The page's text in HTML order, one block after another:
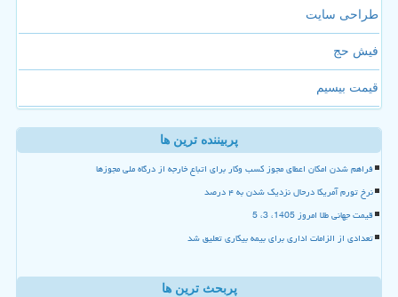
طراحی سایت
فیش حج
قیمت بیسیم
پربیننده ترین ها
فراهم شدن امکان اعطای مجوز کسب وکار برای اتباع خارجه از درگاه ملی مجوزها
نرخ تورم آمریکا درحال نزدیک شدن به ۴ درصد
قیمت جهانی طلا امروز 1405، 3، 5
تعدادی از الزامات اداری برای بیمه بیکاری تعلیق شد
پربحث ترین ها